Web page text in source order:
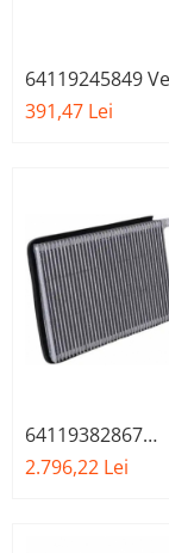
64119245849
habitaclu BMW
391,47 Lei
64119382867
EVAPORATOR
2.796,22 Lei